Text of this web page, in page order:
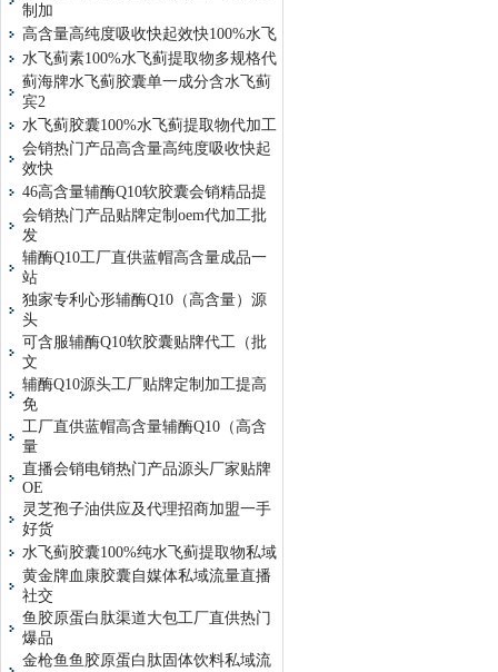
制加
高含量高纯度吸收快起效快100%水飞
水飞蓟素100%水飞蓟提取物多规格代
蓟海牌水飞蓟胶囊单一成分含水飞蓟
宾2
水飞蓟胶囊100%水飞蓟提取物代加工
会销热门产品高含量高纯度吸收快起
效快
46高含量辅酶Q10软胶囊会销精品提
会销热门产品贴牌定制oem代加工批
发
辅酶Q10工厂直供蓝帽高含量成品一
站
独家专利心形辅酶Q10（高含量）源
头
可含服辅酶Q10软胶囊贴牌代工（批
文
辅酶Q10源头工厂贴牌定制加工提高
免
工厂直供蓝帽高含量辅酶Q10（高含
量
直播会销电销热门产品源头厂家贴牌
OE
灵芝孢子油供应及代理招商加盟一手
好货
水飞蓟胶囊100%纯水飞蓟提取物私域
黄金牌血康胶囊自媒体私域流量直播
社交
鱼胶原蛋白肽渠道大包工厂直供热门
爆品
金枪鱼鱼胶原蛋白肽固体饮料私域流